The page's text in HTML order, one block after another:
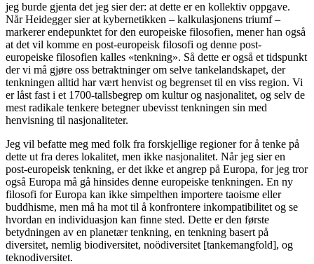
jeg burde gjenta det jeg sier der: at dette er en kollektiv oppgave.
Når Heidegger sier at kybernetikken – kalkulasjonens triumf –
markerer endepunktet for den europeiske filosofien, mener han også
at det vil komme en post-europeisk filosofi og denne post-
europeiske filosofien kalles «tenkning». Så dette er også et tidspunkt
der vi må gjøre oss betraktninger om selve tankelandskapet, der
tenkningen alltid har vært henvist og begrenset til en viss region. Vi
er låst fast i et 1700-tallsbegrep om kultur og nasjonalitet, og selv de
mest radikale tenkere betegner ubevisst tenkningen sin med
henvisning til nasjonaliteter.
Jeg vil befatte meg med folk fra forskjellige regioner for å tenke på
dette ut fra deres lokalitet, men ikke nasjonalitet. Når jeg sier en
post-europeisk tenkning, er det ikke et angrep på Europa, for jeg tror
også Europa må gå hinsides denne europeiske tenkningen. En ny
filosofi for Europa kan ikke simpelthen importere taoisme eller
buddhisme, men må ha mot til å konfrontere inkompatibilitet og se
hvordan en individuasjon kan finne sted. Dette er den første
betydningen av en planetær tenkning, en tenkning basert på
diversitet, nemlig biodiversitet, noödiversitet [tankemangfold], og
teknodiversitet.